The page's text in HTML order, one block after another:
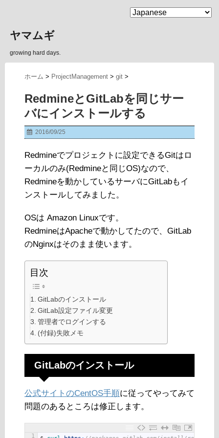
MENU
ヤマムギ
growing hard days.
ホーム > ProjectManagement > git >
RedmineとGitLabを同じサー
バにインストールする
2016/09/25
Redmineでプロジェクトに設定できるGitはロ
ーカルのみ(Redmineと同じOS)なので、
Redmineを動かしているサーバにGitLabもイ
ンストールしてみました。
OSは Amazon Linuxです。
RedmineはApacheで動かしてたので、GitLab
のNginxはそのまま使います。
目次
GitLabのインストール
GitLab設定ファイル変更
管理者でログインする
(付録)失敗メモ
GitLabのインストール
公式サイトのCentOS手順に従ってやってみて
問題のあるところは修正します。
1